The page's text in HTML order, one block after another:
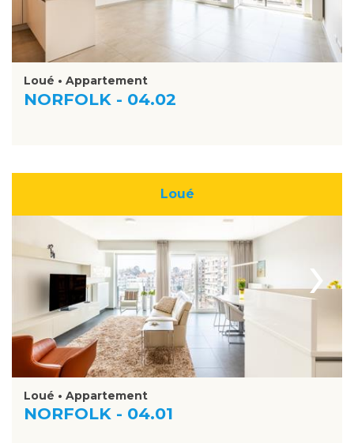
Loué • Appartement
NORFOLK - 04.02
Loué
›
Loué • Appartement
NORFOLK - 04.01